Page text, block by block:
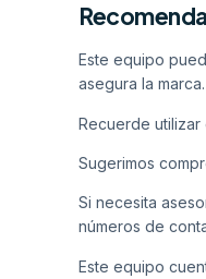
Este equipo
asegura la marca.
Recuerde
Sugerimos
Si necesita
números de
Este equipo